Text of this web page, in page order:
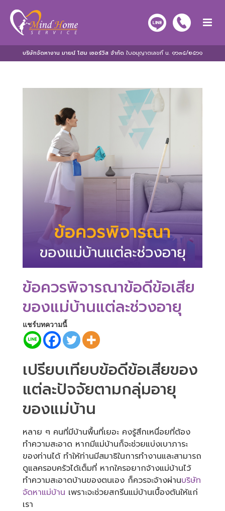
ข้อควรพิจารณาข้อดีข้อเสีย
ของแม่บ้านแต่ละช่วงอายุ
แชร์บทความนี้
เปรียบเทียบข้อดีข้อเสียของ
แต่ละปัจจัยตามกลุ่มอายุ
ของแม่บ้าน
หลาย ๆ คนที่มีบ้านพื้นที่เยอะ คงรู้สึกเหนื่อยที่ต้อง
ทำความสะอาด หากมีแม่บ้านก็จะช่วยแบ่งเบาภาระ
ของท่านได้ ทำให้ท่านมีสมาธิในการทำงานและสามารถ
ดูแลครอบครัวได้เต็มที่ หากใครอยากจ้างแม่บ้านไว้
ทำความสะอาดบ้านของตนเอง ก็ควรจะจ้างผ่านบริษัท
จัดหาแม่บ้าน เพราะจะช่วยสกรีนแม่บ้านเบื้องต้นให้แก่
เรา
บริษัทจัดหางาน มายน์ โฮม เซอร์วิส จำกัด ใบอนุญาตเลขที่ น. ๑๖๓๕/๒๕๖๑